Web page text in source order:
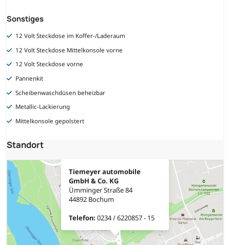
Sonstiges
12 Volt Steckdose im Koffer-/Laderaum
12 Volt Steckdose Mittelkonsole vorne
12 Volt Steckdose vorne
Pannenkit
Scheibenwaschdüsen beheizbar
Metallic-Lackierung
Mittelkonsole gepolstert
Standort
Tiemeyer automobile
GmbH & Co. KG
Ümminger Straße 84
44892 Bochum
Telefon: 0234 / 6220857 - 15